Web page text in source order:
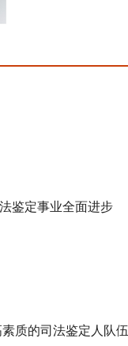
鉴定事业全面进步
质的司法鉴定人队伍